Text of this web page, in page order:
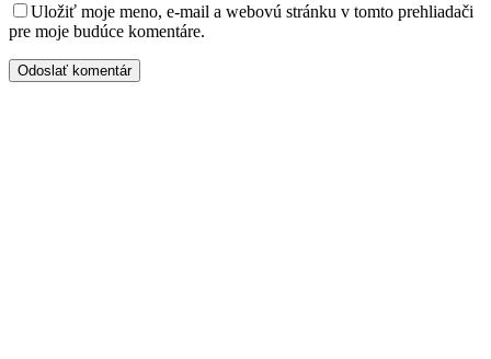
Uložiť moje meno, e-mail a webovú stránku v tomto prehliadači
pre moje budúce komentáre.
Odoslať komentár